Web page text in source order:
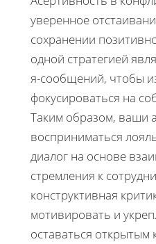
уверенное
сохранении
одной стратегией
я-сообщений, чтобы
фокусироваться на
Таким образом, ваши
восприниматься
диалог на основе
стремления к
конструктивная
мотивировать и
оставаться открытым